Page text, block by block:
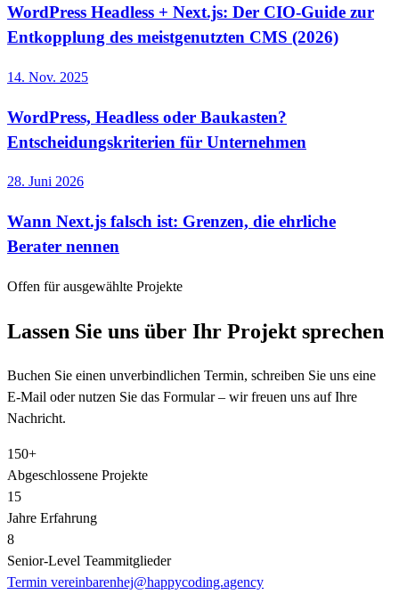
WordPress Headless + Next.js: Der CIO-Guide zur
Entkopplung des meistgenutzten CMS (2026)
14. Nov. 2025
WordPress, Headless oder Baukasten?
Entscheidungskriterien für Unternehmen
28. Juni 2026
Wann Next.js falsch ist: Grenzen, die ehrliche
Berater nennen
Offen für ausgewählte Projekte
Lassen Sie uns über Ihr Projekt sprechen
Buchen Sie einen unverbindlichen Termin, schreiben Sie uns eine
E-Mail oder nutzen Sie das Formular – wir freuen uns auf Ihre
Nachricht.
150+
Abgeschlossene Projekte
15
Jahre Erfahrung
8
Senior‑Level Teammitglieder
Termin vereinbarenhej@happycoding.agency